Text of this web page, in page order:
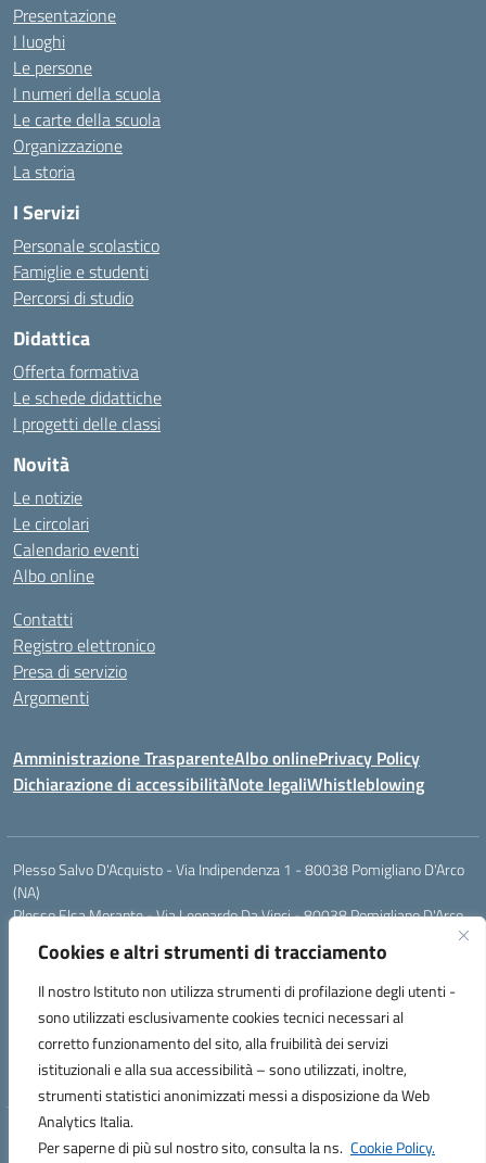
Cookies e altri strumenti di tracciamento
Il nostro Istituto non utilizza strumenti di profilazione degli utenti -
sono utilizzati esclusivamente cookies tecnici necessari al
corretto funzionamento del sito, alla fruibilità dei servizi
istituzionali e alla sua accessibilità – sono utilizzati, inoltre,
strumenti statistici anonimizzati messi a disposizione da Web
Analytics Italia.
Per saperne di più sul nostro sito, consulta la ns. Cookie Policy.
Presentazione
I luoghi
Le persone
I numeri della scuola
Le carte della scuola
Organizzazione
La storia
I Servizi
Personale scolastico
Famiglie e studenti
Percorsi di studio
Didattica
Offerta formativa
Le schede didattiche
I progetti delle classi
Novità
Le notizie
Le circolari
Calendario eventi
Albo online
Contatti
Registro elettronico
Presa di servizio
Argomenti
Amministrazione TrasparenteAlbo onlinePrivacy Policy
Dichiarazione di accessibilitàNote legaliWhistleblowing
Plesso Salvo D'Acquisto - Via Indipendenza 1 - 80038 Pomigliano D'Arco
(NA)
Plesso Elsa Morante - Via Leonardo Da Vinci - 80038 Pomigliano D'Arco
Plesso Leone - Via Pascoli - 80038 Pomigliano D'Arco (NA)
Tel.:0813177304 - Mail: naic8g1003@istruzione.it - Pec:
naic8g1003@pec.istruzione.it
Codice Univoco ufficio: UIECQ7
codice Meccanografico: NAIC8G1003
Codice Fiscale: 93076670632
Hosting & Powered by 3D Solution S.r.l.